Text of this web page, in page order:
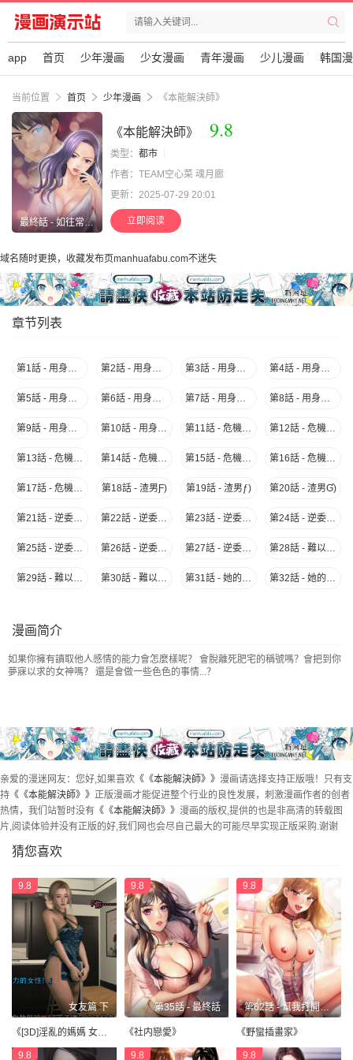
app 首页 少年漫画 少女漫画 青年漫画 少儿漫画 韩国
当前位置 首页 少年漫画 《本能解決師》
最終話 - 如往常一樣…ƒ)
《本能解決師》 9.8
类型： 都市
作者：TEAM空心菜 魂月廊
更新：2025-07-29 20:01
立即阅读
域名随时更换，收藏发布页manhuafabu.com不迷失
章节列表
第1話 - 用身體本能辦案的徵信社Ƒ) 第2話 - 用身體本能辦案的徵信社ƒ) 第3話 - 用身體本能辦案的徵信社Ɠ) 第4話 - 用身體本能辦案的徵信社Ɣ)
第5話 - 用身體本能辦案的徵信社ƕ) 第6話 - 用身體本能辦案的徵信社Ɩ) 第7話 - 用身體本能辦案的徵信社Ɨ) 第8話 - 用身體本能辦案的徵信社Ƙ)
第9話 - 用身體本能辦案的徵信社ƙ) 第10話 - 用身體本能辦案的徵信社ྪ) 第11話 - 危機的夫妻Ƒ) 第12話 - 危機的夫妻ƒ)
第13話 - 危機的夫妻Ɠ) 第14話 - 危機的夫妻Ɣ) 第15話 - 危機的夫妻ƕ) 第16話 - 危機的夫妻Ɩ)
第17話 - 危機的夫妻Ɨ) 第18話 - 渣男Ƒ) 第19話 - 渣男ƒ) 第20話 - 渣男Ɠ)
第21話 - 逆委託Ƒ) 第22話 - 逆委託ƒ) 第23話 - 逆委託Ɠ) 第24話 - 逆委託Ɣ)
第25話 - 逆委託ƕ) 第26話 - 逆委託Ɩ) 第27話 - 逆委託Ɨ) 第28話 - 難以理解的委託Ƒ)
第29話 - 難以理解的委託ƒ) 第30話 - 難以理解的委託Ɠ) 第31話 - 她的真面目Ƒ) 第32話 - 她的真面目ƒ)
第41話 - 變化Ƒ) 第42話 - 變化ƒ) 第43話 - 變化Ɠ)
第49話 - 錯覺之中的你ƕ) 第50話 - 如往常一樣…Ƒ) 最終話 - 如往常一樣…ƒ)
漫画简介
如果你擁有讀取他人感情的能力會怎麼樣呢？ 會脫離死肥宅的稱號嗎？會把到你
夢寐以求的女神嗎？ 還是會做一些色色的事情...？
亲爱的漫迷网友：您好,如果喜欢 《《本能解決師》》 漫画请选择支持正版哦！只有支
持 《《本能解決師》》 正版漫画才能促进整个行业的良性发展，刺激漫画作者的创者
热情，我们站暂时没有 《《本能解決師》》 漫画的版权,提供的也是非高清的转载图
片,阅读体验并没有正版的好,我们网也会尽自己最大的可能尽早实现正版采购.谢谢
猜您喜欢
女友篇 下
9.8
第35話 - 最終話
9.8
《社内戀愛》
第62話 - 幫我打開「那個開關」♥
9.8
《野蠻插畫家》
9.8 9.8 9.8